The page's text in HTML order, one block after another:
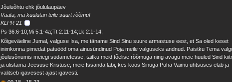
Jõuluõhtu ehk jõululaupäev
Vaata, ma kuulutan teile suurt rõõmu!
KLPR 21
Ps 36:6-10;Mi 5:1-4a;Tt 2:11-14;Lk 2:1-14;
Kõigeväeline Jumal, valguse Isa, me täname Sind Sinu suure armastuse eest, et Sa oled keset
inimkonna pimedat patuööd oma ainusündinud Poja meile valguseks andnud. Paistku Tema
jõulusõnumis meiegi südametesse, täitku meid tõelise rõõmuga ning avagu meie huuled Sind
ja ülistama Jeesuse Kristuse, meie Issanda läbi, kes koos Sinuga Püha Vaimu ühtsuses elab ja
valitseb igavesest ajast igavesti.